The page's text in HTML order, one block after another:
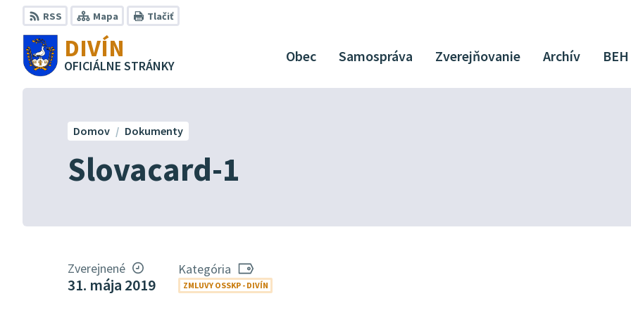
Preskočiť
na
obsah
RSS Mapa Tlačiť
DIVÍN
OFICIÁLNE STRÁNKY
Obec Samospráva Zverejňovanie Archív BEH
Slovacard-1
Domov Dokumenty
Zverejnené
31. mája 2019
Kategória
ZMLUVY OSSKP - DIVÍN